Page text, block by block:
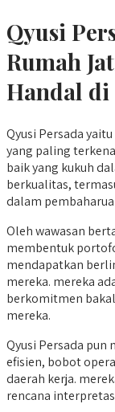
Qyusi
Rumah
Handal di
Qyusi Persada
yang paling
baik yang kukuh
berkualitas,
dalam
Oleh wawasan
membentuk
mendapatkan
mereka. mereka
berkomitmen
mereka.
Qyusi Persada pun
efisien, bobot
daerah kerja.
rencana